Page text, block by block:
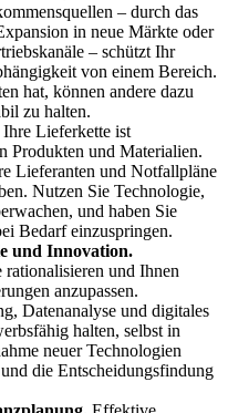
– durch das
in neue Märkte oder
– schützt Ihr
von einem Bereich.
hat, können andere dazu
zu halten.
Ihre Lieferkette ist
Produkten und Materialien.
Lieferanten und Notfallpläne
Nutzen Sie Technologie,
und haben Sie
Bedarf einzuspringen.
und Innovation.
und Ihnen
anzupassen.
Datenanalyse und digitales
halten, selbst in
neuer Technologien
die Entscheidungsfindung